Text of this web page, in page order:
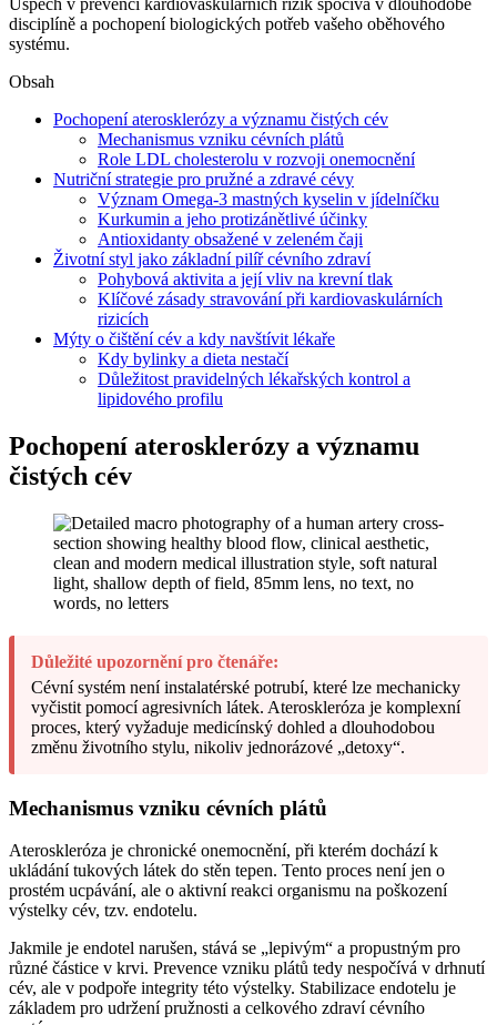
disciplíně a pochopení biologických potřeb vašeho oběhového
systému.
Obsah
Pochopení aterosklerózy a významu čistých cév
Mechanismus vzniku cévních plátů
Role LDL cholesterolu v rozvoji onemocnění
Nutriční strategie pro pružné a zdravé cévy
Význam Omega-3 mastných kyselin v jídelníčku
Kurkumin a jeho protizánětlivé účinky
Antioxidanty obsažené v zeleném čaji
Životní styl jako základní pilíř cévního zdraví
Pohybová aktivita a její vliv na krevní tlak
Klíčové zásady stravování při kardiovaskulárních
rizicích
Mýty o čištění cév a kdy navštívit lékaře
Kdy bylinky a dieta nestačí
Důležitost pravidelných lékařských kontrol a
lipidového profilu
Pochopení aterosklerózy a významu
čistých cév
Důležité upozornění pro čtenáře:
Cévní systém není instalatérské potrubí, které lze mechanicky
vyčistit pomocí agresivních látek. Ateroskleróza je komplexní
proces, který vyžaduje medicínský dohled a dlouhodobou
změnu životního stylu, nikoliv jednorázové „detoxy“.
Mechanismus vzniku cévních plátů
Ateroskleróza je chronické onemocnění, při kterém dochází k
ukládání tukových látek do stěn tepen. Tento proces není jen o
prostém ucpávání, ale o aktivní reakci organismu na poškození
výstelky cév, tzv. endotelu.
Jakmile je endotel narušen, stává se „lepivým“ a propustným pro
různé částice v krvi. Prevence vzniku plátů tedy nespočívá v drhnutí
cév, ale v podpoře integrity této výstelky. Stabilizace endotelu je
základem pro udržení pružnosti a celkového zdraví cévního